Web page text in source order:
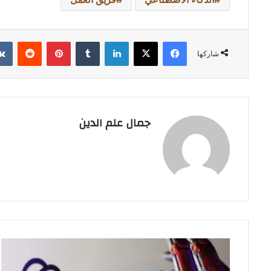
شاركها
فيسبوك ‫X لينكدإن بينتيريست
جمال علم الدين
الكواليس
التقنية..